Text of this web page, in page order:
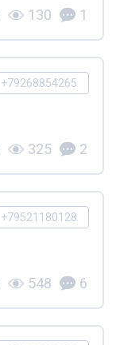
130 1
+79268854265
325 2
+79521180128
548 6